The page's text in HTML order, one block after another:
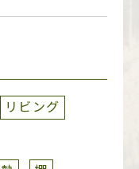
リビング